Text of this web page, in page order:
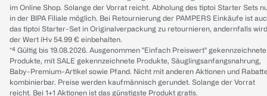
im Online Shop. Solange der Vorrat reicht. Abholung des tiptoi Starter Sets
in der BIPA Filiale möglich. Bei Retournierung der PAMPERS Einkäufe ist
das tiptoi Starter-Set in Originalverpackung zu retournieren, andernfalls wird
der Wert iHv 54.99 € einbehalten.
*⁴ Gültig bis 19.08.2026. Ausgenommen "Einfach Preiswert" gekennzeichnete
Produkte, mit SALE gekennzeichnete Produkte, Säuglingsanfangsnahrung,
Baby-Premium-Artikel sowie Pfand. Nicht mit anderen Aktionen und
kombinierbar. Preise werden kaufmännisch gerundet. Solange der Vorrat
reicht. Bei 1+1 Aktionen ist das günstigste Produkt gratis.